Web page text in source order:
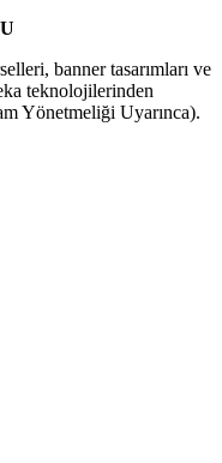
banner tasarımları ve
teknolojilerinden
Yönetmeliği Uyarınca).